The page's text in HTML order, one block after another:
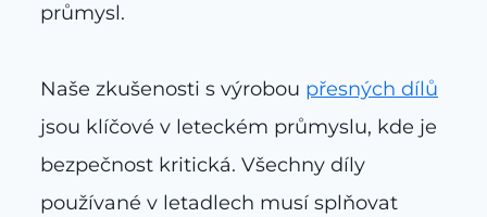
průmysl.
Naše zkušenosti s výrobou přesných dílů
jsou klíčové v leteckém průmyslu, kde je
bezpečnost kritická. Všechny díly
používané v letadlech musí splňovat